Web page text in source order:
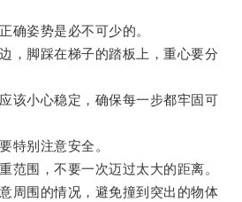
姿势是必不可少的。
脚踩在梯子的踏板上，重心要分
小心稳定，确保每一步都牢固可
别注意安全。
围，不要一次迈过太大的距离。
围的情况，避免撞到突出的物体